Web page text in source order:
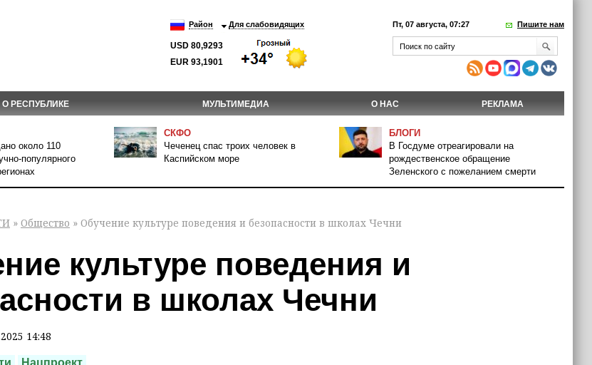
Район Для слабовидящих
USD 80,9293
EUR 93,1901
Пт, 07 августа, 07:27 Пишите нам
О РЕСПУБЛИКЕ МУЛЬТИМЕДИА О НАС РЕКЛАМА
около 110
популярного
СКФО
Чеченец спас троих человек в
Каспийском море
БЛОГИ
В Госдуме отреагировали на
рождественское обращение
Зеленского с пожеланием смерти
» Общество » Обучение культуре поведения и безопасности в школах Чечни
культуре поведения и
в школах Чечни
14:48